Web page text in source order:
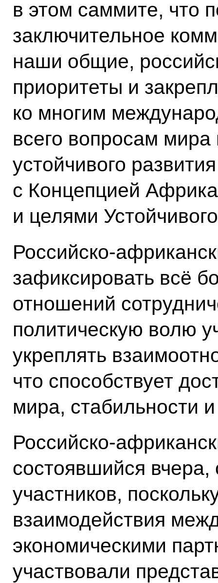
в этом саммите, что
заключительное
наши общие,
приоритеты и
ко многим
всего вопросам мира
устойчивого
с Концепцией
и целями
Российско-
зафиксировать всё
отношений
политическую волю
укреплять
что способствует
мира, стабильности
Российско-
состоявшийся вчера,
участников,
взаимодействия
экономическими
участвовали